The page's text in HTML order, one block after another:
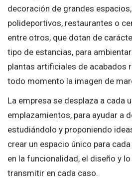
decoración de grandes
polideportivos, restaurantes o
entre otros, que dotan de
tipo de estancias, para
plantas artificiales de acabados
todo momento la imagen de
La empresa se desplaza a cada
emplazamientos, para ayudar a
estudiándolo y proponiendo
crear un espacio único para
en la funcionalidad, el diseño y
transmitir en cada caso.